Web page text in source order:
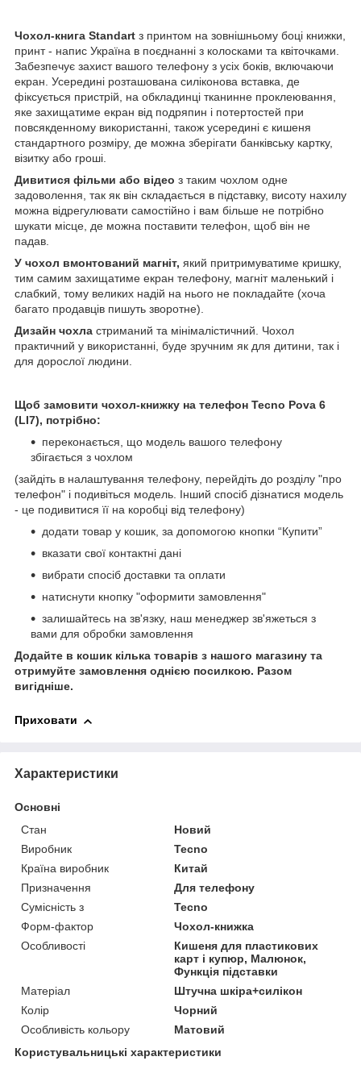
Чохол-книга Standart з принтом на зовнішньому боці книжки,
принт - напис Україна в поєднанні з колосками та квіточками.
Забезпечує захист вашого телефону з усіх боків, включаючи
екран. Усередині розташована силіконова вставка, де
фіксується пристрій, на обкладинці тканинне проклеювання,
яке захищатиме екран від подряпин і потертостей при
повсякденному використанні, також усередині є кишеня
стандартного розміру, де можна зберігати банківську картку,
візитку або гроші.
Дивитися фільми або відео з таким чохлом одне
задоволення, так як він складається в підставку, висоту нахилу
можна відрегулювати самостійно і вам більше не потрібно
шукати місце, де можна поставити телефон, щоб він не
падав.
У чохол вмонтований магніт, який притримуватиме кришку,
тим самим захищатиме екран телефону, магніт маленький і
слабкий, тому великих надій на нього не покладайте (хоча
багато продавців пишуть зворотне).
Дизайн чохла стриманий та мінімалістичний. Чохол
практичний у використанні, буде зручним як для дитини, так і
для дорослої людини.
Щоб замовити чохол-книжку на телефон Tecno Pova 6
(LI7), потрібно:
переконається, що модель вашого телефону
збігається з чохлом
(зайдіть в налаштування телефону, перейдіть до розділу "про
телефон" і подивіться модель. Інший спосіб дізнатися модель
- це подивитися її на коробці від телефону)
додати товар у кошик, за допомогою кнопки “Купити”
вказати свої контактні дані
вибрати спосіб доставки та оплати
натиснути кнопку "оформити замовлення"
залишайтесь на зв'язку, наш менеджер зв'яжеться з
вами для обробки замовлення
Додайте в кошик кілька товарів з нашого магазину та
отримуйте замовлення однією посилкою. Разом
вигідніше.
Приховати
Характеристики
Основні
Стан
Новий
Виробник
Tecno
Країна виробник
Китай
Призначення
Для телефону
Сумісність з
Tecno
Форм-фактор
Чохол-книжка
Особливості
Кишеня для пластикових
карт і купюр, Малюнок,
Функція підставки
Матеріал
Штучна шкіра+силікон
Колір
Чорний
Особливість кольору
Матовий
Користувальницькі характеристики